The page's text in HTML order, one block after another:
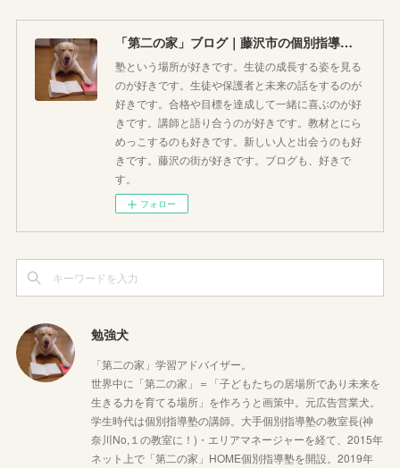
「第二の家」ブログ｜藤沢市の個別指導塾のお話
塾という場所が好きです。生徒の成長する姿を見る
のが好きです。生徒や保護者と未来の話をするのが
好きです。合格や目標を達成して一緒に喜ぶのが好
きです。講師と語り合うのが好きです。教材とにら
めっこするのも好きです。新しい人と出会うのも好
きです。藤沢の街が好きです。ブログも、好きで
す。
フォロー
勉強犬
「第二の家」学習アドバイザー。
世界中に「第二の家」＝「子どもたちの居場所であり未来を
生きる力を育てる場所」を作ろうと画策中。元広告営業犬。
学生時代は個別指導塾の講師。大手個別指導塾の教室長(神
奈川No,１の教室に！)・エリアマネージャーを経て、2015年
ネット上で「第二の家」HOME個別指導塾を開設。2019年